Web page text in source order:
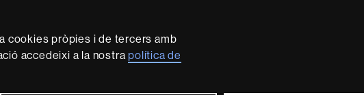
cookies pròpies i de tercers amb
accedeixi a la nostrapolítica de
Sobre el web Accessibilitat web